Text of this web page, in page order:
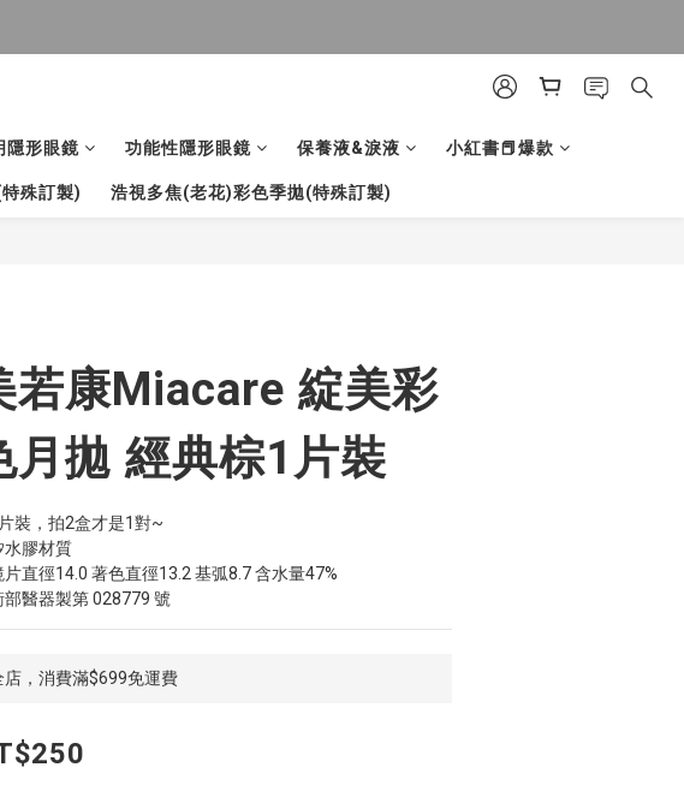
隱形眼鏡 功能性隱形眼鏡 保養液&淚液 小紅書📕爆款
殊訂製) 浩視多焦(老花)彩色季拋(特殊訂製)
若康Miacare 綻美彩
月拋 經典棕1片裝
裝，拍2盒才是1對~
水膠材質
片直徑14.0 著色直徑13.2 基弧8.7 含水量47%
部醫器製第 028779 號
店，消費滿$699免運費